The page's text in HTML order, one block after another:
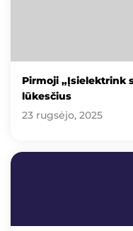
Pirmoji „Įsielektrink
lūkesčius
23 rugsėjo, 2025